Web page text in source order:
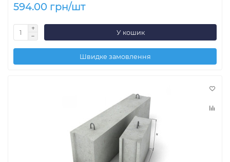
594.00 грн/шт
У кошик
Швидке замовлення